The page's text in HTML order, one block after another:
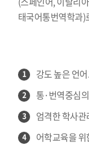
태국어통번역학과)
1 강도 높은 언
2 통·번역중심
3 엄격한 학사관
4 어학교육을